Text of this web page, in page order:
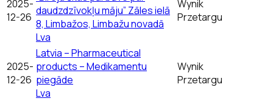
2025-
12-26 daudzdzīvokļu māju” Zāles ielā
8, Limbažos, Limbažu novadā
Lva
Wynik
Przetargu
2025-
12-26
Latvia – Pharmaceutical
products – Medikamentu
piegāde
Lva
Wynik
Przetargu